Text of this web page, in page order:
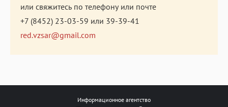
или свяжитесь по телефону или почте
+7 (8452) 23-03-59 или 39-39-41
red.vzsar@gmail.com
Информационное агентство